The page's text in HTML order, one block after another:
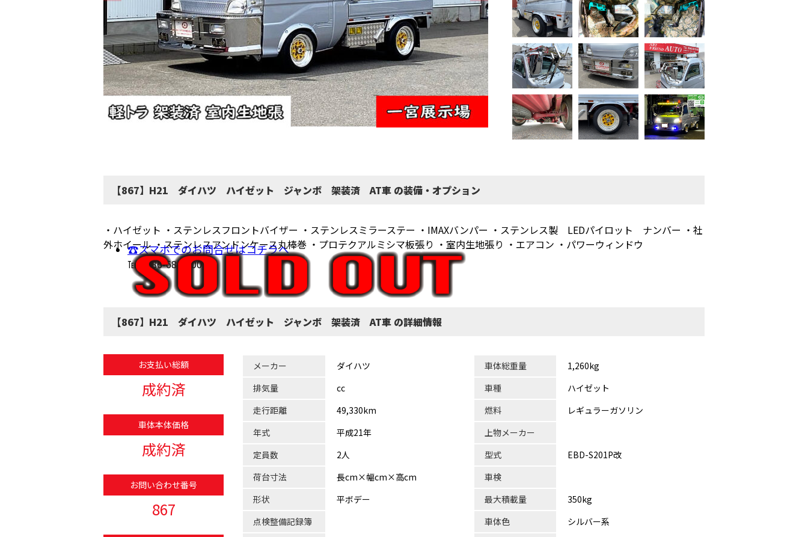
【867】H21 ダイハツ ハイゼット ジャンボ 架装済 AT車 の装備・オプション
・ハイゼット ・ステンレスフロントバイザー ・ステンレスミラーステー ・IMAXバンパー ・ステンレス製 LEDパイロット ナンバー ・社
外ホイール ・ステンレスアンドンケース丸棒巻 ・プロテクアルミシマ板張り ・室内生地張り ・エアコン ・パワーウィンドウ
☎スマホでのお問合せはコチラへ
℡(0586-68-6200)
【867】H21 ダイハツ ハイゼット ジャンボ 架装済 AT車 の詳細情報
お支払い総額
成約済
車体本体価格
成約済
お問い合わせ番号
867
メーカー ダイハツ 車体総重量
1,260kg
排気量
cc 車種
ハイゼット
走行距離
49,330km 燃料
レギュラーガソリン
年式
平成21年
上物メーカー
定員数
2人 型式
EBD-S201P改
荷台寸法
長cm×幅cm×高cm
車検
形状
平ボデー 最大積載量
350kg
点検整備記録簿
車体色
シルバー系